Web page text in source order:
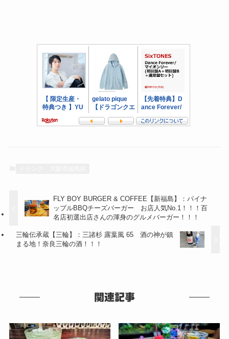
FLY BOY BURGER & COFFEE【新福島】：パイナ
ップルBBQチーズバーガー お店人気No.1！！！百
名店初選出店さんの渾身のグルメバーガー！！！
三輪伝承蔵【三輪】：三諸杉 露葉風 65 酒の神が鎮
まる地！奈良三輪の酒！！！
関連記事